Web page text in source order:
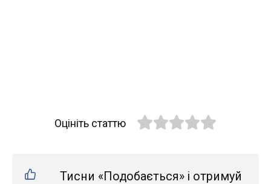
Оцініть статтю
Тисни «Подобається» і отримуй